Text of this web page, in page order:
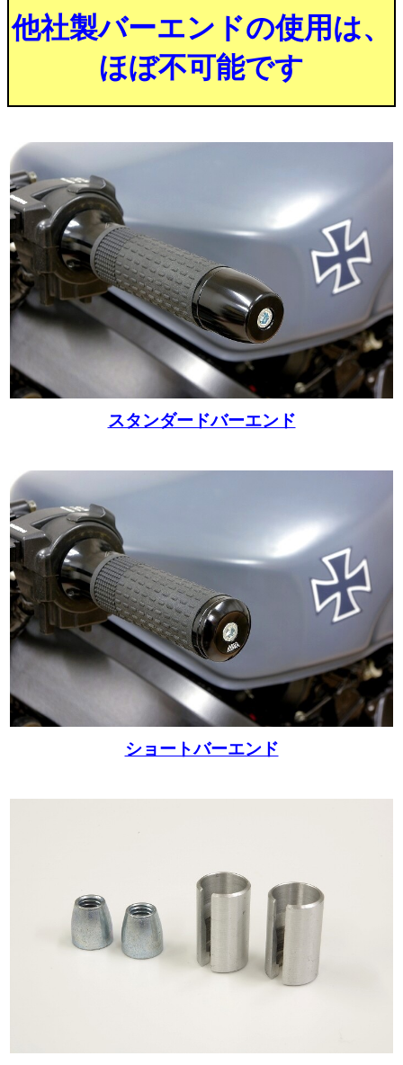
他社製バーエンドの使用は、
ほぼ不可能です
スタンダードバーエンド
ショートバーエンド